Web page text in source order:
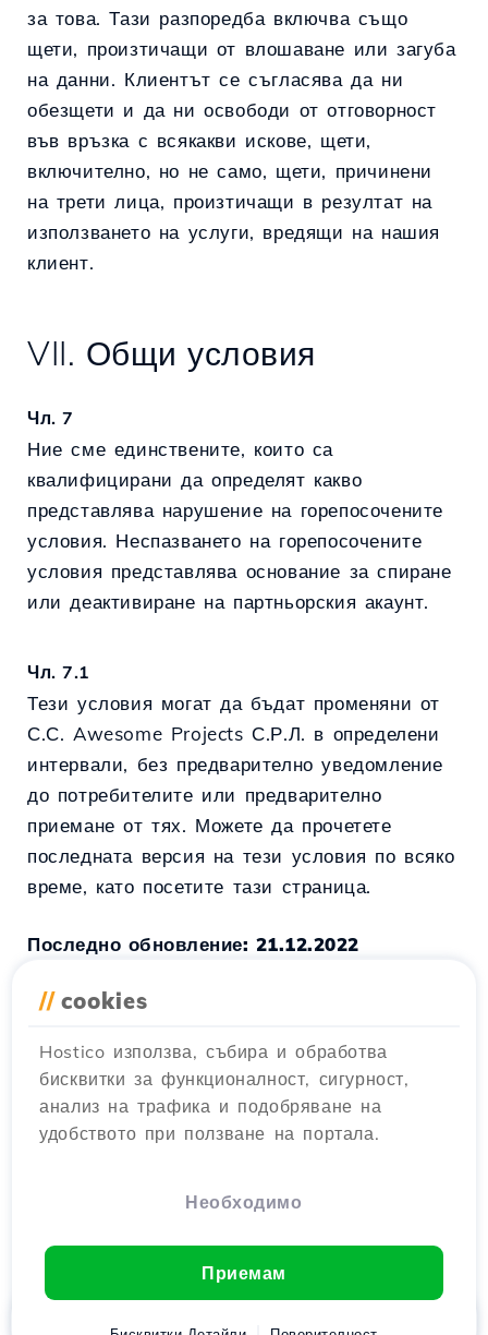
за това. Тази разпоредба включва също
щети, произтичащи от влошаване или загуба
на данни. Клиентът се съгласява да ни
обезщети и да ни освободи от отговорност
във връзка с всякакви искове, щети,
включително, но не само, щети, причинени
на трети лица, произтичащи в резултат на
използването на услуги, вредящи на нашия
клиент.
VII. Общи условия
Чл. 7
Ние сме единствените, които са
квалифицирани да определят какво
представлява нарушение на горепосочените
условия. Неспазването на горепосочените
условия представлява основание за спиране
или деактивиране на партньорския акаунт.
Чл. 7.1
Тези условия могат да бъдат променяни от
С.С. Awesome Projects С.Р.Л. в определени
интервали, без предварително уведомление
до потребителите или предварително
приемане от тях. Можете да прочетете
последната версия на тези условия по всяко
време, като посетите тази страница.
Последно обновление: 21.12.2022
Този документ е неофициален превод.
Юридическият валиден вариант е
оригиналният документ на румънски
език. В случай на несъответствия,
// cookies
Hostico използва, събира и обработва
бисквитки за функционалност, сигурност,
анализ на трафика и подобряване на
удобството при ползване на портала.
Необходимо
Приемам